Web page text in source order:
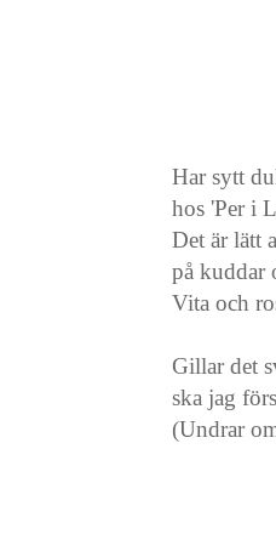
Har sytt
hos 'Per i
Det är lätt
på kuddar
Vita och
Gillar det
ska jag
(Undrar